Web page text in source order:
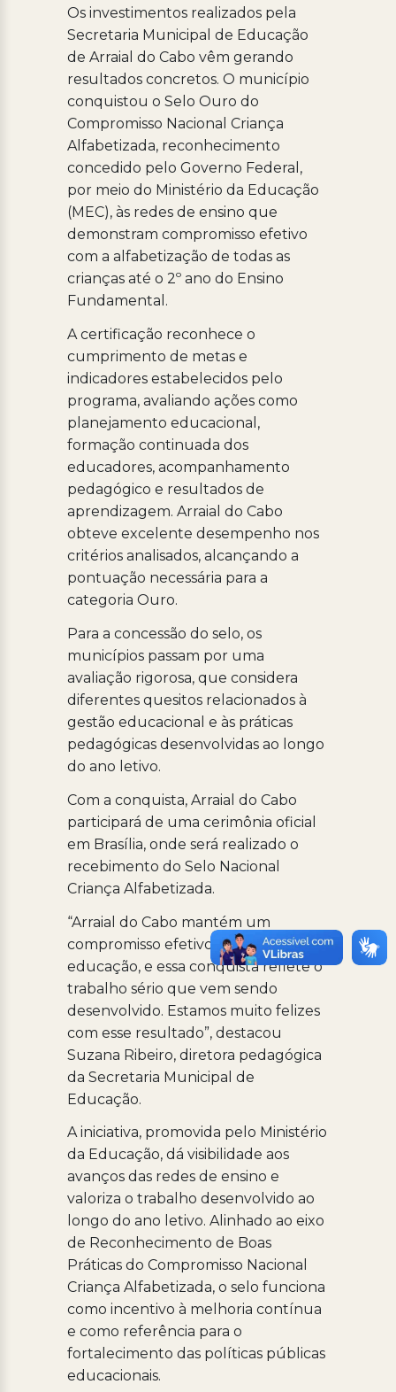
Os investimentos realizados pela
Secretaria Municipal de Educação
de Arraial do Cabo vêm gerando
resultados concretos. O município
conquistou o Selo Ouro do
Compromisso Nacional Criança
Alfabetizada, reconhecimento
concedido pelo Governo Federal,
por meio do Ministério da Educação
(MEC), às redes de ensino que
demonstram compromisso efetivo
com a alfabetização de todas as
crianças até o 2º ano do Ensino
Fundamental.
A certificação reconhece o
cumprimento de metas e
indicadores estabelecidos pelo
programa, avaliando ações como
planejamento educacional,
formação continuada dos
educadores, acompanhamento
pedagógico e resultados de
aprendizagem. Arraial do Cabo
obteve excelente desempenho nos
critérios analisados, alcançando a
pontuação necessária para a
categoria Ouro.
Para a concessão do selo, os
municípios passam por uma
avaliação rigorosa, que considera
diferentes quesitos relacionados à
gestão educacional e às práticas
pedagógicas desenvolvidas ao longo
do ano letivo.
Com a conquista, Arraial do Cabo
participará de uma cerimônia oficial
em Brasília, onde será realizado o
recebimento do Selo Nacional
Criança Alfabetizada.
“Arraial do Cabo mantém um
compromisso efetivo com a
educação, e essa conquista reflete o
trabalho sério que vem sendo
desenvolvido. Estamos muito felizes
com esse resultado”, destacou
Suzana Ribeiro, diretora pedagógica
da Secretaria Municipal de
Educação.
A iniciativa, promovida pelo Ministério
da Educação, dá visibilidade aos
avanços das redes de ensino e
valoriza o trabalho desenvolvido ao
longo do ano letivo. Alinhado ao eixo
de Reconhecimento de Boas
Práticas do Compromisso Nacional
Criança Alfabetizada, o selo funciona
como incentivo à melhoria contínua
e como referência para o
fortalecimento das políticas públicas
educacionais.